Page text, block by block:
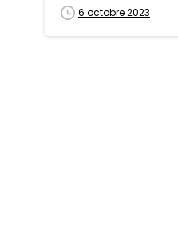
6 octobre 2023